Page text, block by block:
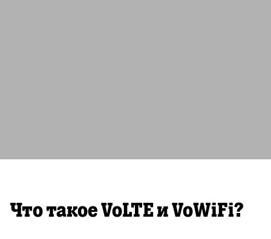
Что такое VoLTE и VoWiFi?